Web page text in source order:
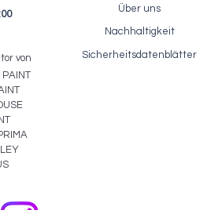
Clear Glaze 250ml
Preis
22,50 €
inkl. MwSt.| zzgl. Versandkosten
Über uns
Nachhaltigkeit
von
PAINT
Sicherheitsdatenblätter